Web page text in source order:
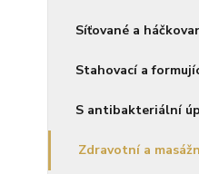
Síťované a
Stahovací a
S antibakteriální
Zdravotní a